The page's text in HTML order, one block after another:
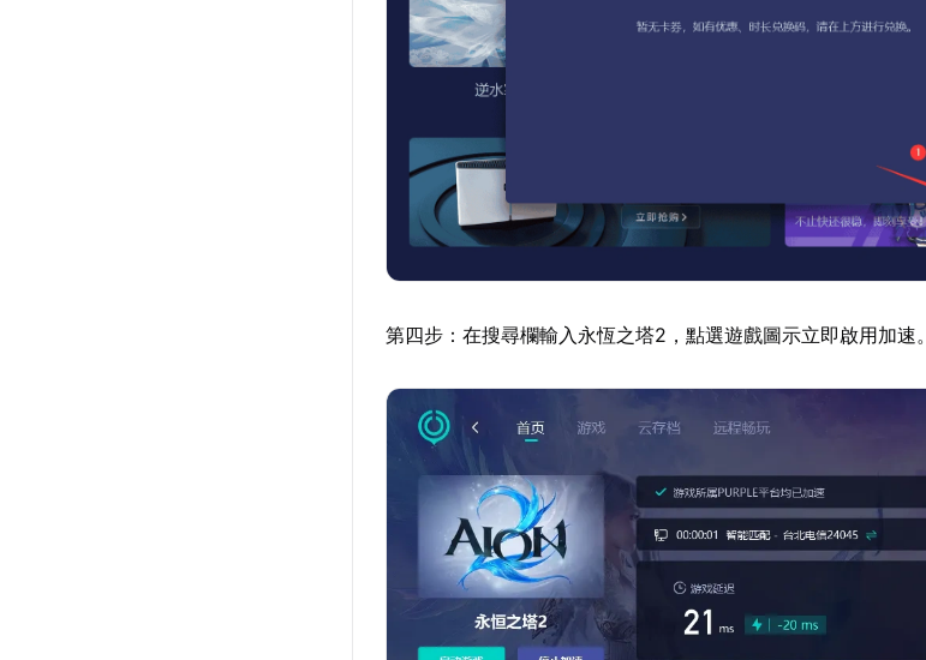
第四步：在搜尋欄輸入永恆之塔2，點選遊戲圖示立即啟用加速。